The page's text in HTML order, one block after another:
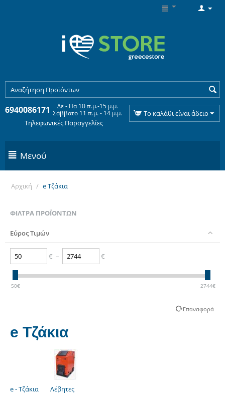
6940086171
Δε - Πα 10 π.μ.-15 μ.μ.
Σάββατο 11 π.μ. - 14 μ.μ.
Τηλεφωνικές Παραγγελίες
Το καλάθι είναι άδειο
Μενού
Αρχική / e Τζάκια
ΦΊΛΤΡΑ ΠΡΟΪΌΝΤΩΝ
Εύρος Τιμών
€ – €
50€ 2744€
Επαναφορά
e Τζάκια
e - Τζάκια Λέβητες